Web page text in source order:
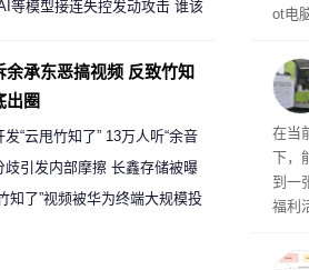
ot电
在当
下，
到一
福利
州
晚 遭讽“反乌托邦”
等模型接连失控发动攻击 谁该
余承东恶搞视频 反致竹知
出圈
发“云甩竹知了” 13万人听“余音
歧引发内部摩擦 长鑫存储被曝
场工程师驱逐出研发基地
知了”视频被华为终端大规模投